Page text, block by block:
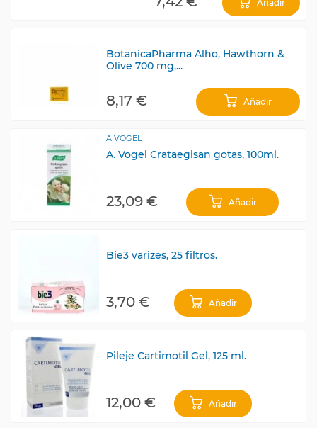
Añadir
BotanicaPharma Alho, Hawthorn &
Olive 700 mg,...
8,17 € Añadir
A VOGEL
A. Vogel Crataegisan gotas, 100ml.
23,09 € Añadir
Bie3 varizes, 25 filtros.
3,70 € Añadir
Pileje Cartimotil Gel, 125 ml.
12,00 € Añadir